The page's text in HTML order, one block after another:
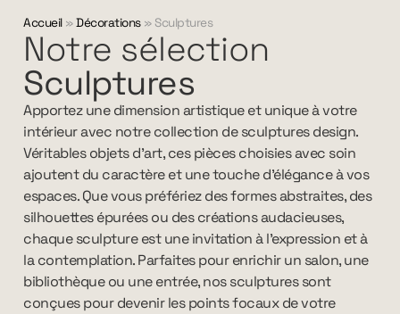
Accueil»Décorations» Sculptures
Notre sélection
Sculptures
Apportez une dimension artistique et unique à votre
intérieur avec notre collection de sculptures design.
Véritables objets d’art, ces pièces choisies avec soin
ajoutent du caractère et une touche d’élégance à vos
espaces. Que vous préfériez des formes abstraites, des
silhouettes épurées ou des créations audacieuses,
chaque sculpture est une invitation à l’expression et à
la contemplation. Parfaites pour enrichir un salon, une
bibliothèque ou une entrée, nos sculptures sont
conçues pour devenir les points focaux de votre